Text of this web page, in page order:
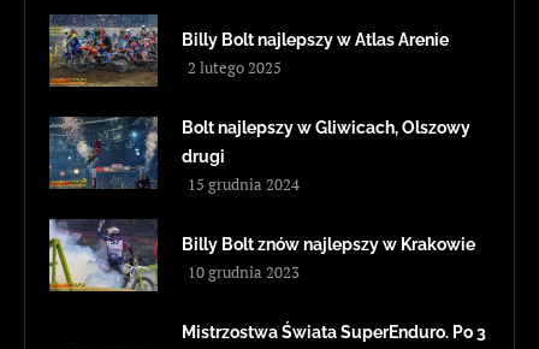
Billy Bolt najlepszy w Atlas Arenie
2 lutego 2025
Bolt najlepszy w Gliwicach, Olszowy
drugi
15 grudnia 2024
Billy Bolt znów najlepszy w Krakowie
10 grudnia 2023
Mistrzostwa Świata SuperEnduro. Po 3